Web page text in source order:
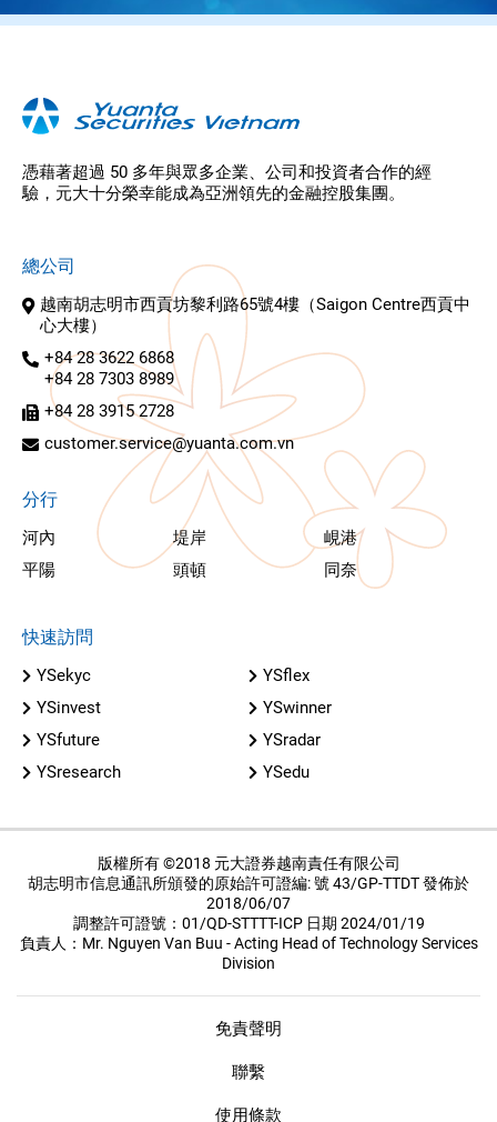
憑藉著超過 50 多年與眾多企業、公司和投資者合作的經
驗，元大十分榮幸能成為亞洲領先的金融控股集團。
總公司
越南胡志明市西貢坊黎利路65號4樓（Saigon Centre西貢中
心大樓）
+84 28 3622 6868
+84 28 7303 8989
+84 28 3915 2728
customer.service@yuanta.com.vn
分行
河內 堤岸
峴港
平陽
頭頓 同奈
快速訪問
YSekyc
YSflex
YSinvest
YSwinner
YSfuture
YSradar
YSresearch
YSedu
版權所有 ©2018 元大證券越南責任有限公司
胡志明市信息通訊所頒發的原始許可證編: 號 43/GP-TTDT 發佈於
2018/06/07
調整許可證號：01/QD-STTTT-ICP 日期 2024/01/19
負責人：Mr. Nguyen Van Buu - Acting Head of Technology Services
Division
免責聲明
聯繫
使用條款